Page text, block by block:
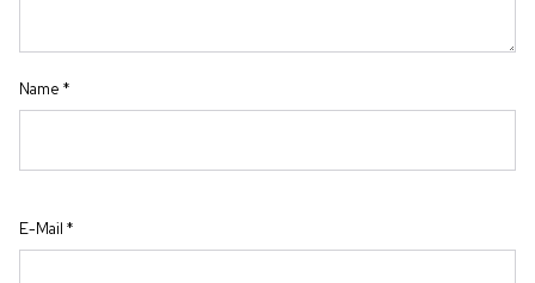
Name *
E-Mail *